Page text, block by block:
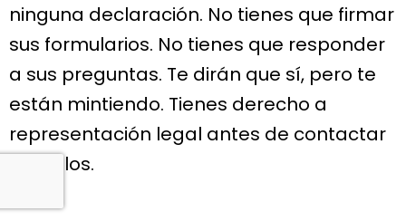
ninguna declaración. No tienes que firmar
sus formularios. No tienes que responder
a sus preguntas. Te dirán que sí, pero te
están mintiendo. Tienes derecho a
representación legal antes de contactar
con ellos.